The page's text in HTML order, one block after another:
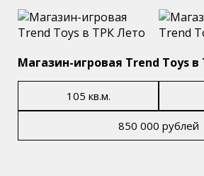
Магазин-игровая Trend Toys
105 кв.м.
850 000 рублей